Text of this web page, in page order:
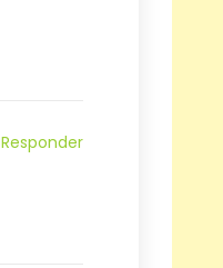
Responder